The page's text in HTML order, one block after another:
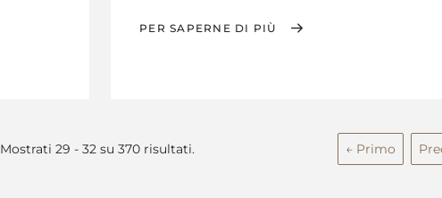
PER SAPERNE DI PIÙ
Mostrati 29 - 32 su 370 risultati. ← Primo